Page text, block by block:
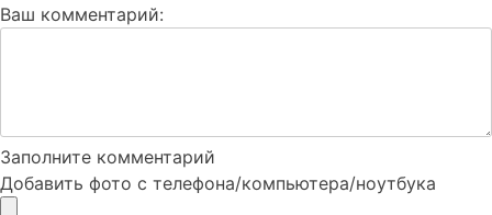
Ваш комментарий:
Заполните комментарий
Добавить фото с телефона/компьютера/ноутбука